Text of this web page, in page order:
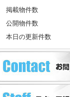
掲載物件数
公開物件数
本日の更新件数